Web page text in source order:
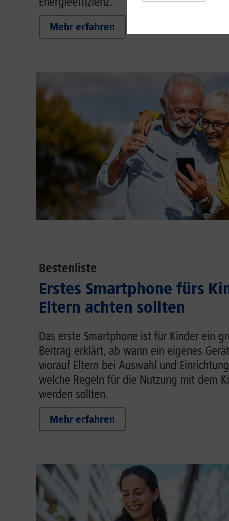
Mehr erfahren
Bestenliste
Erstes Smartphone fürs
Eltern achten sollten
Das erste Smartphone ist für Kinder ein
Beitrag erklärt, ab wann ein eigenes
worauf Eltern bei Auswahl und
welche Regeln für die Nutzung mit dem
werden sollten.
Mehr erfahren